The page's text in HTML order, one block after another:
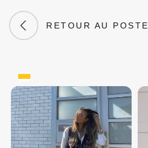
RETOUR AU POSTE